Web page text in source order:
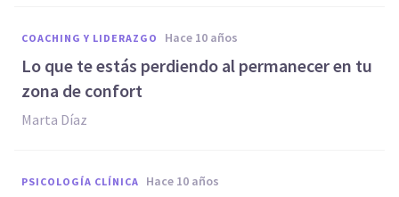
COACHING Y LIDERAZGO hace 10 años
​Lo que te estás perdiendo al permanecer en tu
zona de confort
Marta Díaz
PSICOLOGÍA CLÍNICA hace 10 años